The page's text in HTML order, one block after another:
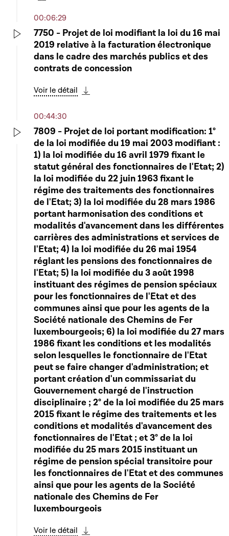
00:06:29
7750 - Projet de loi modifiant la loi du 16 mai
2019 relative à la facturation électronique
dans le cadre des marchés publics et des
contrats de concession
Voir le détail
00:44:30
7809 - Projet de loi portant modification: 1°
de la loi modifiée du 19 mai 2003 modifiant :
1) la loi modifiée du 16 avril 1979 fixant le
statut général des fonctionnaires de l'Etat; 2)
la loi modifiée du 22 juin 1963 fixant le
régime des traitements des fonctionnaires
de l'Etat; 3) la loi modifiée du 28 mars 1986
portant harmonisation des conditions et
modalités d'avancement dans les différentes
carrières des administrations et services de
l'Etat; 4) la loi modifiée du 26 mai 1954
réglant les pensions des fonctionnaires de
l'Etat; 5) la loi modifiée du 3 août 1998
instituant des régimes de pension spéciaux
pour les fonctionnaires de l'Etat et des
communes ainsi que pour les agents de la
Société nationale des Chemins de Fer
luxembourgeois; 6) la loi modifiée du 27 mars
1986 fixant les conditions et les modalités
selon lesquelles le fonctionnaire de l'Etat
peut se faire changer d'administration; et
portant création d'un commissariat du
Gouvernement chargé de l'instruction
disciplinaire ; 2° de la loi modifiée du 25 mars
2015 fixant le régime des traitements et les
conditions et modalités d'avancement des
fonctionnaires de l'Etat ; et 3° de la loi
modifiée du 25 mars 2015 instituant un
régime de pension spécial transitoire pour
les fonctionnaires de l'Etat et des communes
ainsi que pour les agents de la Société
nationale des Chemins de Fer
luxembourgeois
Voir le détail